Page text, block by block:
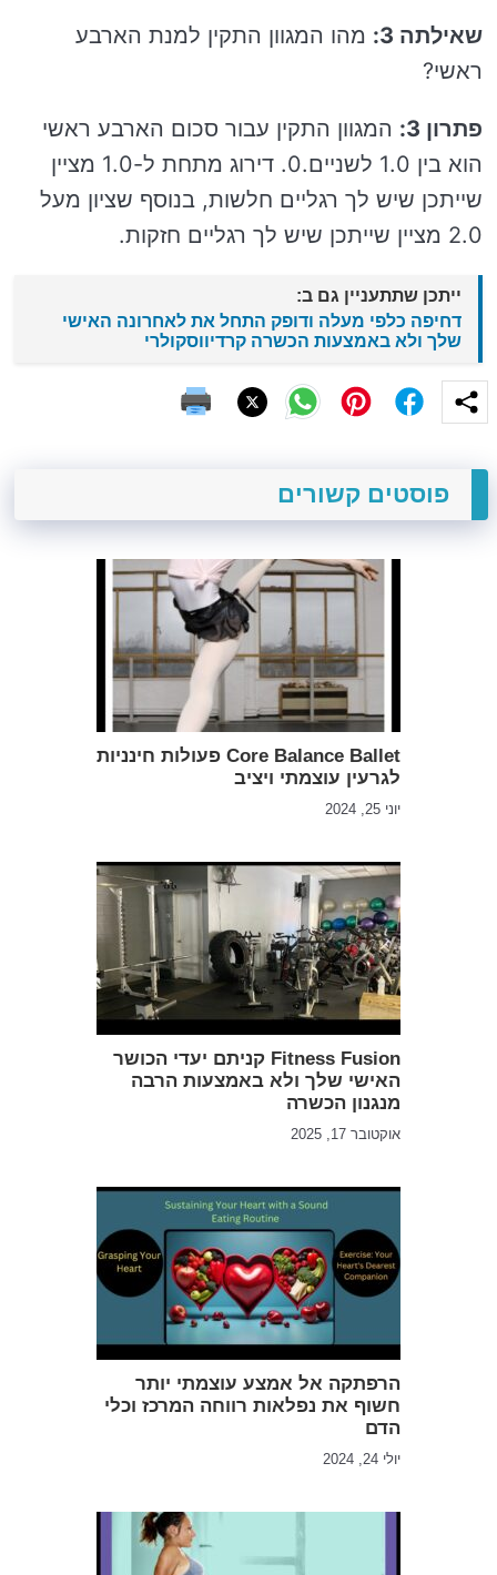
שאילתה 3:
מהו המגוון התקין למנת הארבע
ראשי?
פתרון 3:
המגוון התקין עבור סכום הארבע ראשי
הוא בין 1.0 לשניים.0. דירוג מתחת ל-1.0 מציין
שייתכן שיש לך רגליים חלשות, בנוסף שציון מעל
2.0 מציין שייתכן שיש לך רגליים חזקות.
ייתכן שתתעניין גם ב:
דחיפה כלפי מעלה ודופק התחל את לאחרונה האישי
שלך ולא באמצעות הכשרה קרדיווסקולרי
פוסטים קשורים
Core Balance Ballet פעולות חינניות
לגרעין עוצמתי ויציב
יוני 25, 2024
Fitness Fusion קניתם יעדי הכושר
האישי שלך ולא באמצעות הרבה
מנגנון הכשרה
אוקטובר 17, 2025
הרפתקה אל אמצע עוצמתי יותר
חשוף את נפלאות רווחה המרכז וכלי
הדם
יולי 24, 2024